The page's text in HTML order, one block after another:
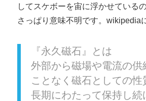
してスケボーを宙に浮かせている
さっぱり意味不明です。wikipedia
『永久磁石』とは
外部から磁場や電流の供
ことなく磁石としての性
長期にわたって保持し続